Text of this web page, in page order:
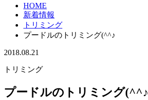
HOME
新着情報
トリミング
プードルのトリミング(^^♪
2018.08.21
トリミング
プードルのトリミング(^^♪